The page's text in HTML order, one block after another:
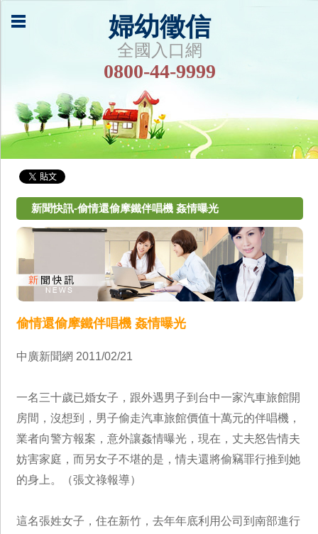
婦幼徵信
全國入口網
0800-44-9999
新聞快訊-偷情還偷摩鐵伴唱機 姦情曝光
偷情還偷摩鐵伴唱機 姦情曝光
中廣新聞網 2011/02/21
一名三十歲已婚女子，跟外遇男子到台中一家汽車旅館開
房間，沒想到，男子偷走汽車旅館價值十萬元的伴唱機，
業者向警方報案，意外讓姦情曝光，現在，丈夫怒告情夫
妨害家庭，而另女子不堪的是，情夫還將偷竊罪行推到她
的身上。（張文祿報導）
這名張姓女子，住在新竹，去年年底利用公司到南部進行